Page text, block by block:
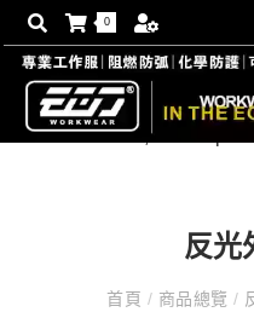
0
反光
首頁 / 商品總覽 /